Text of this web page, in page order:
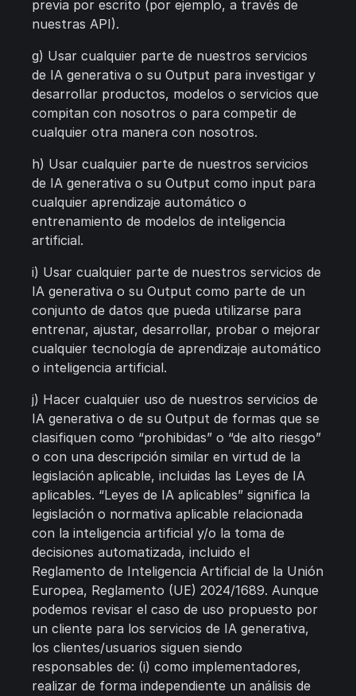
previa por escrito (por ejemplo, a través de
nuestras API).
g) Usar cualquier parte de nuestros servicios
de IA generativa o su Output para investigar y
desarrollar productos, modelos o servicios que
compitan con nosotros o para competir de
cualquier otra manera con nosotros.
h) Usar cualquier parte de nuestros servicios
de IA generativa o su Output como input para
cualquier aprendizaje automático o
entrenamiento de modelos de inteligencia
artificial.
i) Usar cualquier parte de nuestros servicios de
IA generativa o su Output como parte de un
conjunto de datos que pueda utilizarse para
entrenar, ajustar, desarrollar, probar o mejorar
cualquier tecnología de aprendizaje automático
o inteligencia artificial.
j) Hacer cualquier uso de nuestros servicios de
IA generativa o de su Output de formas que se
clasifiquen como “prohibidas” o “de alto riesgo”
o con una descripción similar en virtud de la
legislación aplicable, incluidas las Leyes de IA
aplicables. “Leyes de IA aplicables” significa la
legislación o normativa aplicable relacionada
con la inteligencia artificial y/o la toma de
decisiones automatizada, incluido el
Reglamento de Inteligencia Artificial de la Unión
Europea, Reglamento (UE) 2024/1689. Aunque
podemos revisar el caso de uso propuesto por
un cliente para los servicios de IA generativa,
los clientes/usuarios siguen siendo
responsables de: (i) como implementadores,
realizar de forma independiente un análisis de